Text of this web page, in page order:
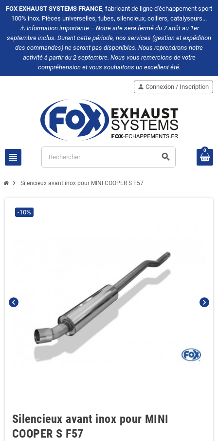
FOX EXHAUST SYSTEMS FRANCE, fabricant de ligne d'échappement sport
100% inox. Pièces universelles, tubes, silencieux, colliers, catalyseurs...
⚠️Information importante – Notre site sera fermé du 7 août au 1er
septembre inclus. Durant cette période, nos services (gestion et expédition
des commandes) ne seront pas disponibles. Nous reprendrons notre
activité à partir du 2 septembre. Nous vous remercions de votre
compréhension et vous souhaitons un excellent été.
view_headline search
person Connexion / Inscription
0
chevron_right Silencieux avant inox pour MINI COOPER S F57
chevron_left chevron_right
-10%
Silencieux avant inox pour MINI
COOPER S F57